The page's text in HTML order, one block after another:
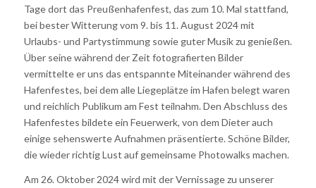
Tage dort das Preußenhafenfest, das zum 10. Mal stattfand,
bei bester Witterung vom 9. bis 11. August 2024 mit
Urlaubs- und Partystimmung sowie guter Musik zu genießen.
Über seine während der Zeit fotografierten Bilder
vermittelte er uns das entspannte Miteinander während des
Hafenfestes, bei dem alle Liegeplätze im Hafen belegt waren
und reichlich Publikum am Fest teilnahm. Den Abschluss des
Hafenfestes bildete ein Feuerwerk, von dem Dieter auch
einige sehenswerte Aufnahmen präsentierte. Schöne Bilder,
die wieder richtig Lust auf gemeinsame Photowalks machen.
Am 26. Oktober 2024 wird mit der Vernissage zu unserer